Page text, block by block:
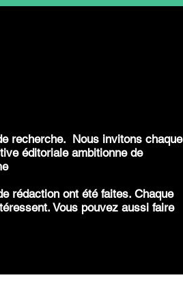
recherche. Nous invitons chaque
éditoriale ambitionne de
rédaction ont été faites. Chaque
Vous pouvez aussi faire